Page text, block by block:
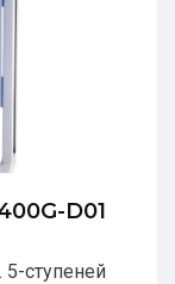
D01
5-ступеней